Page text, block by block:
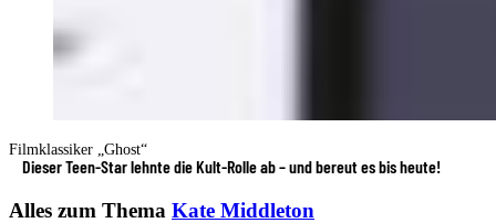
Filmklassiker „Ghost“
Dieser Teen-Star lehnte die Kult-Rolle ab – und bereut es bis heute!
Alles zum Thema Kate Middleton